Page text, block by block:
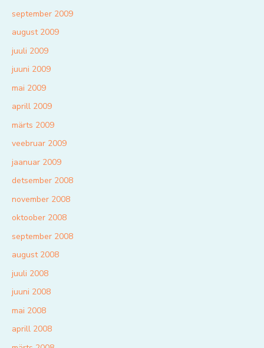
september 2009
august 2009
juuli 2009
juuni 2009
mai 2009
aprill 2009
märts 2009
veebruar 2009
jaanuar 2009
detsember 2008
november 2008
oktoober 2008
september 2008
august 2008
juuli 2008
juuni 2008
mai 2008
aprill 2008